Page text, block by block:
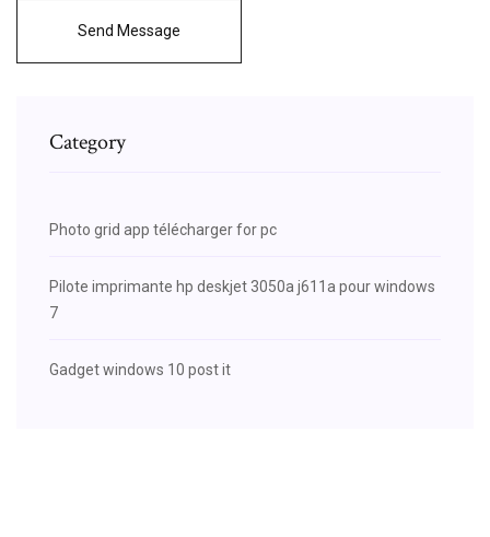
Send Message
Category
Photo grid app télécharger for pc
Pilote imprimante hp deskjet 3050a j611a pour windows
7
Gadget windows 10 post it